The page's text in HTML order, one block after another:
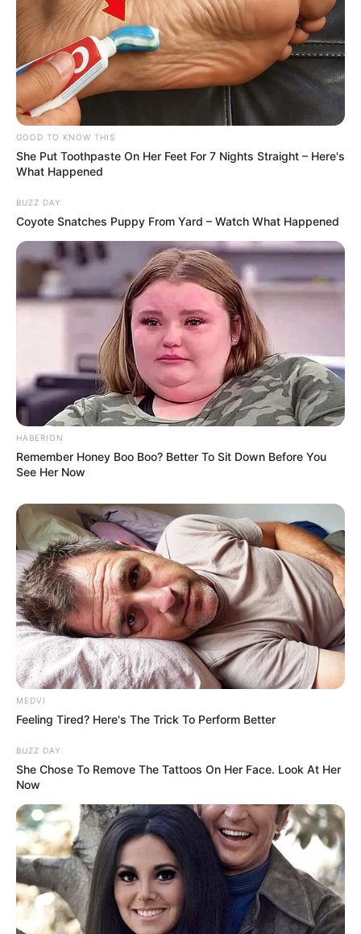
GOOD TO KNOW THIS
She Put Toothpaste On Her Feet For 7 Nights Straight – Here's
What Happened
BUZZ DAY
Coyote Snatches Puppy From Yard – Watch What Happened
HABERION
Remember Honey Boo Boo? Better To Sit Down Before You
See Her Now
MEDVI
Feeling Tired? Here's The Trick To Perform Better
BUZZ DAY
She Chose To Remove The Tattoos On Her Face. Look At Her
Now